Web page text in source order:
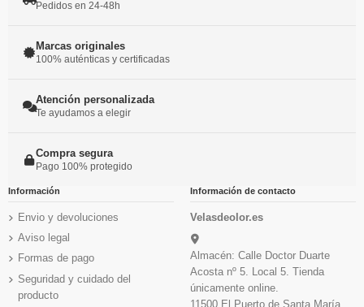
Pedidos en 24-48h
Marcas originales
100% auténticas y certificadas
Atención personalizada
Te ayudamos a elegir
Compra segura
Pago 100% protegido
Información
Envio y devoluciones
Aviso legal
Formas de pago
Seguridad y cuidado del
producto
Información de contacto
Velasdeolor.es
Almacén: Calle Doctor Duarte
Acosta nº 5. Local 5. Tienda
únicamente online.
11500 El Puerto de Santa María